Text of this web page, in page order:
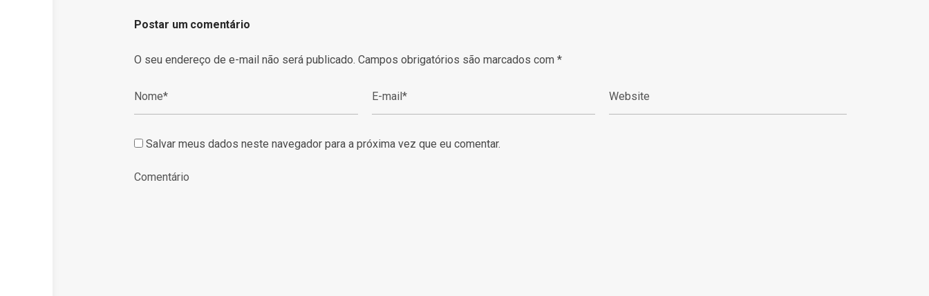
Postar um comentário
O seu endereço de e-mail não será publicado. Campos obrigatórios são marcados com *
Salvar meus dados neste navegador para a próxima vez que eu comentar.